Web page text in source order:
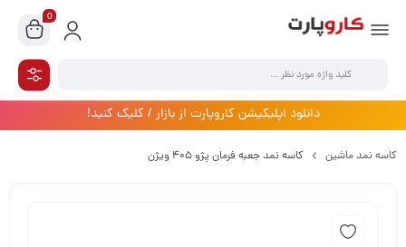
0
دانلود اپلیکیشن کاروپارت از بازار / کلیک کنید!
کاسه نمد ماشین کاسه نمد جعبه فرمان پژو 405 ویژن